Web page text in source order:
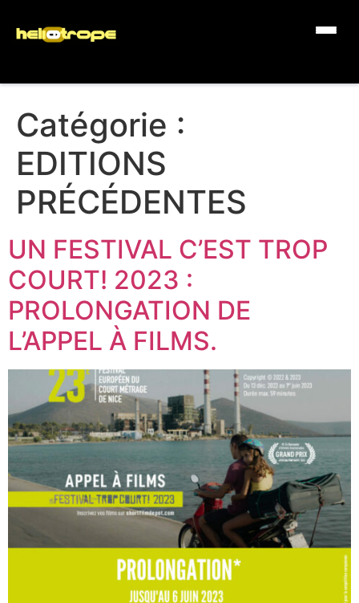
Catégorie :
EDITIONS
PRÉCÉDENTES
UN FESTIVAL C’EST TROP
COURT! 2023 :
PROLONGATION DE
L’APPEL À FILMS.